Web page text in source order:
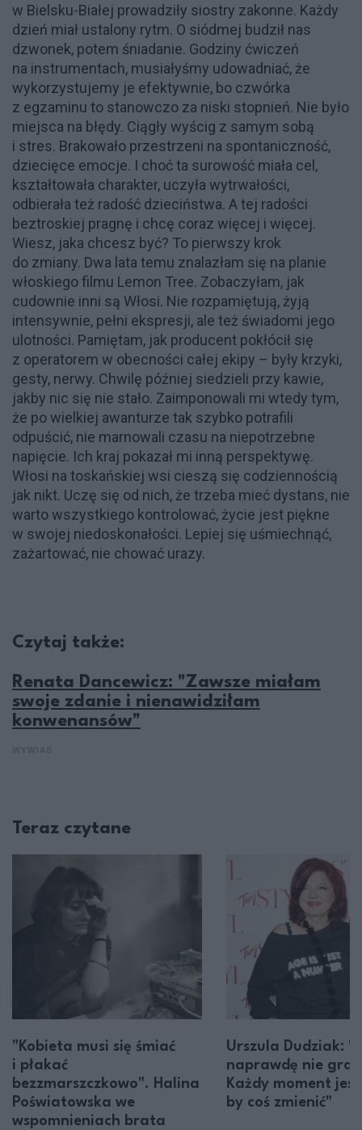
w Bielsku-Białej prowadziły siostry zakonne. Każdy
dzień miał ustalony rytm. O siódmej budził nas
dzwonek, potem śniadanie. Godziny ćwiczeń
na instrumentach, musiałyśmy udowadniać, że
wykorzystujemy je efektywnie, bo czwórka
z egzaminu to stanowczo za niski stopnień. Nie było
miejsca na błędy. Ciągły wyścig z samym sobą
i stres. Brakowało przestrzeni na spontaniczność,
dziecięce emocje. I choć ta surowość miała cel,
kształtowała charakter, uczyła wytrwałości,
odbierała też radość dzieciństwa. A tej radości
beztroskiej pragnę i chcę coraz więcej i więcej.
Wiesz, jaka chcesz być? To pierwszy krok
do zmiany. Dwa lata temu znalazłam się na planie
włoskiego filmu Lemon Tree. Zobaczyłam, jak
cudownie inni są Włosi. Nie rozpamiętują, żyją
intensywnie, pełni ekspresji, ale też świadomi jego
ulotności. Pamiętam, jak producent pokłócił się
z operatorem w obecności całej ekipy – były krzyki,
gesty, nerwy. Chwilę później siedzieli przy kawie,
jakby nic się nie stało. Zaimponowali mi wtedy tym,
że po wielkiej awanturze tak szybko potrafili
odpuścić, nie marnowali czasu na niepotrzebne
napięcie. Ich kraj pokazał mi inną perspektywę.
Włosi na toskańskiej wsi cieszą się codziennością
jak nikt. Uczę się od nich, że trzeba mieć dystans, nie
warto wszystkiego kontrolować, życie jest piękne
w swojej niedoskonałości. Lepiej się uśmiechnąć,
zażartować, nie chować urazy.
Czytaj także:
Renata Dancewicz: "Zawsze miałam
swoje zdanie i nienawidziłam
konwenansów"
Teraz czytane
"Kobieta musi się śmiać
i płakać
bezzmarszczkowo". Halina
Poświatowska we
wspomnieniach brata
Urszula Dudziak:
naprawdę nie gra
Każdy moment
by coś zmienić"